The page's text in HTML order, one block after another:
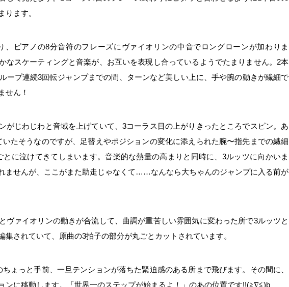
ります。
、ピアノの8分音符のフレーズにヴァイオリンの中音でロングローンが加わりま
なスケーティングと音楽が、お互いを表現し合っているようでたまりません。2本
ープ連続3回転ジャンプまでの間、ターンなど美しい上に、手や腕の動きが繊細で
せん！
がじわじわと音域を上げていて、3コーラス目の上がりきったところでスピン。あ
いたそうなのですが、足替えやポジションの変化に添えられた腕〜指先までの繊細
とに泣けてきてしまいます。音楽的な熱量の高まりと同時に、3ルッツに向かいま
ませんが、ここがまた助走じゃなくて……なんなら大ちゃんのジャンプに入る前が
ヴァイオリンの動きが合流して、曲調が重苦しい雰囲気に変わった所で3ルッツと
集されていて、原曲の3拍子の部分が丸ごとカットされています。
ょっと手前、一旦テンションが落ちた緊迫感のある所まで飛びます。その間に、
ンに移動します。「世界一のステップが始まるよ！」のあの位置です!!(≧∇≦)b